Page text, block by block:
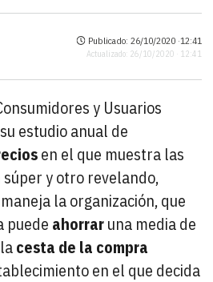
Publicado: 26/10/2020 ·12:41
Actualizado: 26/10/2020 · 12:41
y Usuarios
estudio anual de
en el que muestra las
y otro revelando,
la organización, que
puede ahorraruna media de
cesta de la compra
en el que decida